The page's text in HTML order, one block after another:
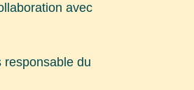
avec
responsable du